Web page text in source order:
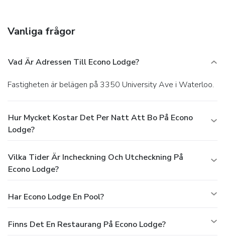
self parking is available onsite.
Vanliga frågor
Vad Är Adressen Till Econo Lodge?
Fastigheten är belägen på 3350 University Ave i Waterloo.
Hur Mycket Kostar Det Per Natt Att Bo På Econo
Lodge?
Vilka Tider Är Incheckning Och Utcheckning På
Econo Lodge?
Har Econo Lodge En Pool?
Finns Det En Restaurang På Econo Lodge?